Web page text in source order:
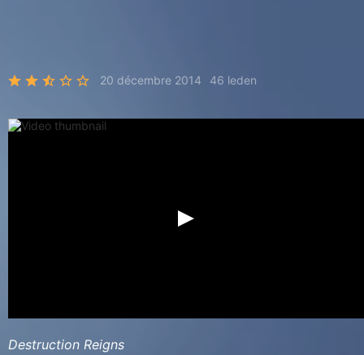
20 décembre 2014 46 leden
Destruction Reigns